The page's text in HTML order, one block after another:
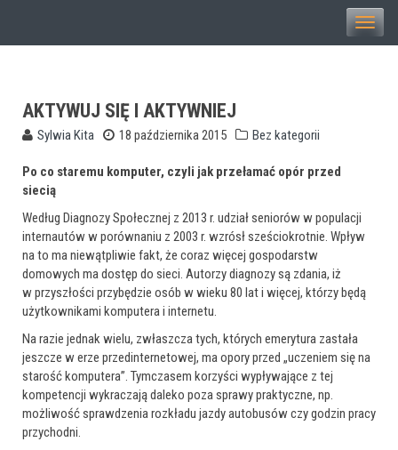
Toggle
AKTYWUJ SIĘ I AKTYWNIEJ
Sylwia Kita 18 października 2015 Bez kategorii
Po co staremu komputer, czyli jak przełamać opór przed
siecią
Według Diagnozy Społecznej z 2013 r. udział seniorów w populacji
internautów w porównaniu z 2003 r. wzrósł sześciokrotnie. Wpływ
na to ma niewątpliwie fakt, że coraz więcej gospodarstw
domowych ma dostęp do sieci. Autorzy diagnozy są zdania, iż
w przyszłości przybędzie osób w wieku 80 lat i więcej, którzy będą
użytkownikami komputera i internetu.
Na razie jednak wielu, zwłaszcza tych, których emerytura zastała
jeszcze w erze przedinternetowej, ma opory przed „uczeniem się na
starość komputera”. Tymczasem korzyści wypływające z tej
kompetencji wykraczają daleko poza sprawy praktyczne, np.
możliwość sprawdzenia rozkładu jazdy autobusów czy godzin pracy
przychodni.